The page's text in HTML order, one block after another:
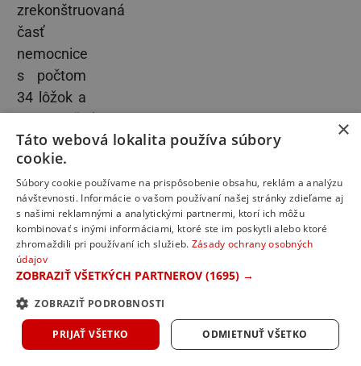
zrekonštruovaná
časť
nemocnice
s počtom
34 lôžok a
pavilón so
121
lôžkami
dostavaný
do úrovne
hrubej
stavby.
kompletné
dokončenie
×
Táto webová lokalita používa súbory
cookie.
Súbory cookie používame na prispôsobenie obsahu, reklám a analýzu
návštevnosti. Informácie o vašom používaní našej stránky zdieľame aj
s našimi reklamnými a analytickými partnermi, ktorí ich môžu
kombinovať s inými informáciami, ktoré ste im poskytli alebo ktoré
zhromaždili pri používaní ich služieb. Zásady ochrany osobných
údajov
ZOBRAZIŤ VŠETKÝCH PARTNEROV (1695) →
ZOBRAZIŤ PODROBNOSTI
PRIJAŤ VŠETKO ODMIETNUŤ VŠETKO